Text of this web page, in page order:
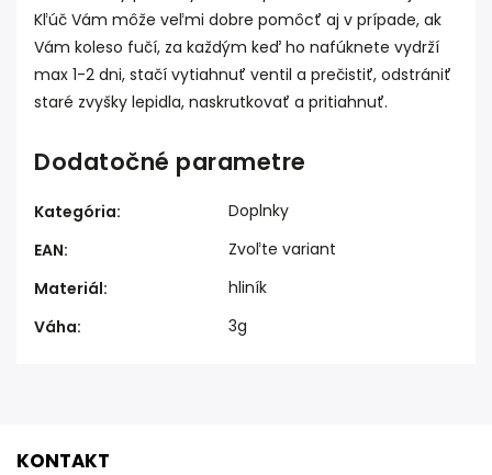
Kľúč Vám môže veľmi dobre pomôcť aj v prípade, ak
Vám koleso fučí, za každým keď ho nafúknete vydrží
max 1-2 dni, stačí vytiahnuť ventil a prečistiť, odstrániť
staré zvyšky lepidla, naskrutkovať a pritiahnuť.
Dodatočné parametre
Kategória:
Doplnky
EAN:
Zvoľte variant
Materiál:
hliník
Váha: 3g
KONTAKT